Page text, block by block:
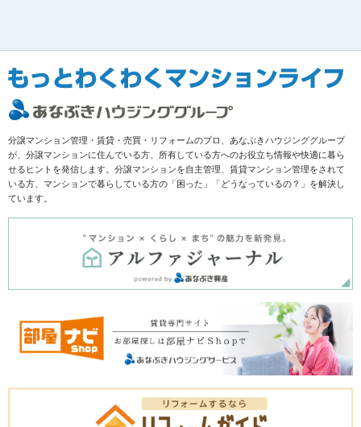
分譲マンション管理・賃貸・売買・リフォームのプロ、あなぶきハウジンググループ
が、分譲マンションに住んでいる方、所有している方へのお役立ち情報や快適に暮ら
せるヒントを発信します。分譲マンションを自主管理、賃貸マンション管理をされて
いる方、マンションで暮らしている方の「困った」「どうなっているの？」を解決し
ています。